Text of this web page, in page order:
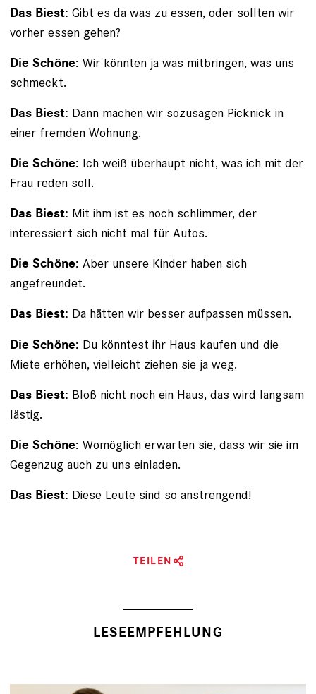
Das Biest: Gibt es da was zu ­essen, oder sollten wir
vorher essen gehen?
Die Schöne: Wir könnten ja was mitbringen, was uns
schmeckt.
Das Biest: Dann machen wir ­sozusagen Picknick in
einer fremden Wohnung.
Die Schöne: Ich weiß überhaupt nicht, was ich mit der
Frau ­reden soll.
Das Biest: Mit ihm ist es noch schlimmer, der
interessiert sich nicht mal für Autos.
Die Schöne: Aber unsere Kinder haben sich
angefreundet.
Das Biest: Da hätten wir besser aufpassen müssen.
Die Schöne: Du könntest ihr Haus kaufen und die
Miete erhöhen, vielleicht ziehen sie ja weg.
Das Biest: Bloß nicht noch ein Haus, das wird langsam
lästig.
Die Schöne: Womöglich erwarten sie, dass wir sie im
Gegenzug auch zu uns einladen.
Das Biest: Diese Leute sind so anstrengend!
TEILEN
LESEEMPFEHLUNG